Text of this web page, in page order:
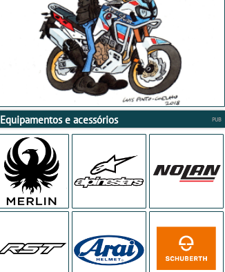
Equipamentos e acessórios